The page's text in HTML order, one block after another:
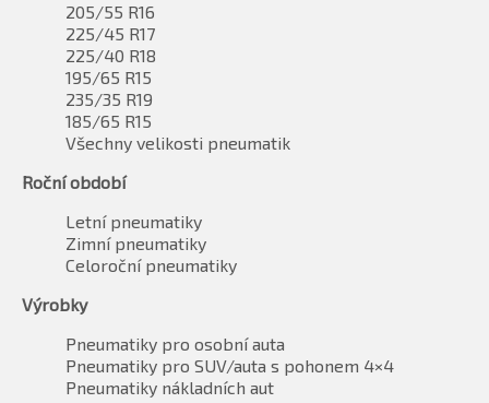
205/55 R16
225/45 R17
225/40 R18
195/65 R15
235/35 R19
185/65 R15
Všechny velikosti pneumatik
Roční období
Letní pneumatiky
Zimní pneumatiky
Celoroční pneumatiky
Výrobky
Pneumatiky pro osobní auta
Pneumatiky pro SUV/auta s pohonem 4×4
Pneumatiky nákladních aut